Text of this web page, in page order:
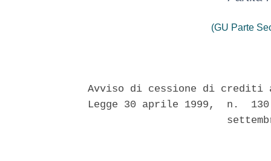
(GU Parte
Avviso di cessione di
Legge 30 aprile 1999,  n.